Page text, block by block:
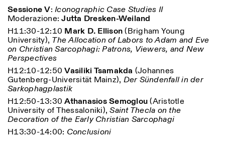
Sessione V: Iconographic Case Studies II
Moderazione:Jutta Dresken-Weiland
H11:30-12:10 Mark D. Ellison(Brigham Young
University), The Allocation of Labors to Adam and Eve
on Christian Sarcophagi: Patrons, Viewers, and New
Perspectives
H12:10-12:50Vasiliki Tsamakda (Johannes
Gutenberg-Universität Mainz), Der Sündenfall in der
Sarkophagplastik
H12:50-13:30Athanasios Semoglou(Aristotle
University of Thessaloniki),Saint Thecla on the
Decoration of the Early Christian Sarcophagi
H13:30-14:00: Conclusioni